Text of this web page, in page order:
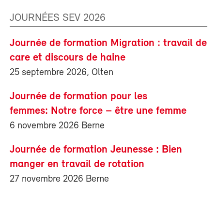
JOURNÉES SEV 2026
Journée de formation Migration : travail de
care et discours de haine
25 septembre 2026, Olten
Journée de formation pour les
femmes: Notre force – être une femme
6 novembre 2026 Berne
Journée de formation Jeunesse : Bien
manger en travail de rotation
27 novembre 2026 Berne